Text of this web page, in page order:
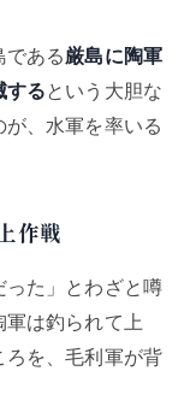
である厳島に陶軍
するという大胆な
、水軍を率いる
作戦
った」とわざと噂
は釣られて上
ろを、毛利軍が背